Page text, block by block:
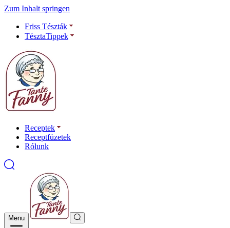
Zum Inhalt springen
Friss Tészták
TésztaTippek
Receptek
Receptfüzetek
Rólunk
Menu